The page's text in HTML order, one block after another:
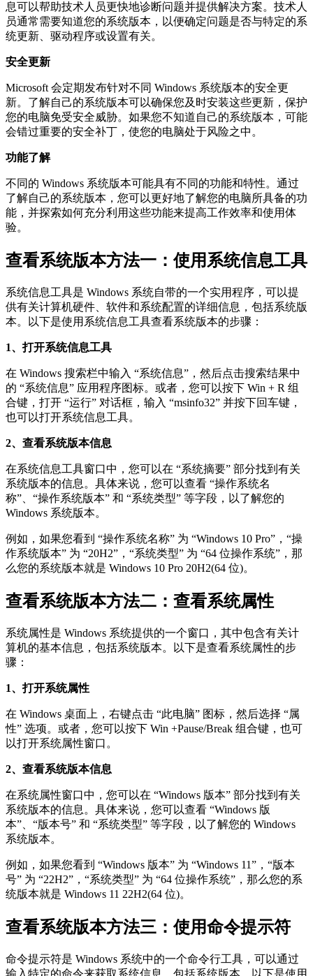
息可以帮助技术人员更快地诊断问题并提供解决方案。技术人
员通常需要知道您的系统版本，以便确定问题是否与特定的系
统更新、驱动程序或设置有关。
安全更新
Microsoft 会定期发布针对不同 Windows 系统版本的安全更
新。了解自己的系统版本可以确保您及时安装这些更新，保护
您的电脑免受安全威胁。如果您不知道自己的系统版本，可能
会错过重要的安全补丁，使您的电脑处于风险之中。
功能了解
不同的 Windows 系统版本可能具有不同的功能和特性。通过
了解自己的系统版本，您可以更好地了解您的电脑所具备的功
能，并探索如何充分利用这些功能来提高工作效率和使用体
验。
查看系统版本方法一：使用系统信息工具
系统信息工具是 Windows 系统自带的一个实用程序，可以提
供有关计算机硬件、软件和系统配置的详细信息，包括系统版
本。以下是使用系统信息工具查看系统版本的步骤：
1、打开系统信息工具
在 Windows 搜索栏中输入 “系统信息”，然后点击搜索结果中
的 “系统信息” 应用程序图标。或者，您可以按下 Win + R 组
合键，打开 “运行” 对话框，输入 “msinfo32” 并按下回车键，
也可以打开系统信息工具。
2、查看系统版本信息
在系统信息工具窗口中，您可以在 “系统摘要” 部分找到有关
系统版本的信息。具体来说，您可以查看 “操作系统名
称”、“操作系统版本” 和 “系统类型” 等字段，以了解您的
Windows 系统版本。
例如，如果您看到 “操作系统名称” 为 “Windows 10 Pro”，“操
作系统版本” 为 “20H2”，“系统类型” 为 “64 位操作系统”，那
么您的系统版本就是 Windows 10 Pro 20H2(64 位)。
查看系统版本方法二：查看系统属性
系统属性是 Windows 系统提供的一个窗口，其中包含有关计
算机的基本信息，包括系统版本。以下是查看系统属性的步
骤：
1、打开系统属性
在 Windows 桌面上，右键点击 “此电脑” 图标，然后选择 “属
性” 选项。或者，您可以按下 Win +Pause/Break 组合键，也可
以打开系统属性窗口。
2、查看系统版本信息
在系统属性窗口中，您可以在 “Windows 版本” 部分找到有关
系统版本的信息。具体来说，您可以查看 “Windows 版
本”、“版本号” 和 “系统类型” 等字段，以了解您的 Windows
系统版本。
例如，如果您看到 “Windows 版本” 为 “Windows 11”，“版本
号” 为 “22H2”，“系统类型” 为 “64 位操作系统”，那么您的系
统版本就是 Windows 11 22H2(64 位)。
查看系统版本方法三：使用命令提示符
命令提示符是 Windows 系统中的一个命令行工具，可以通过
输入特定的命令来获取系统信息，包括系统版本。以下是使用